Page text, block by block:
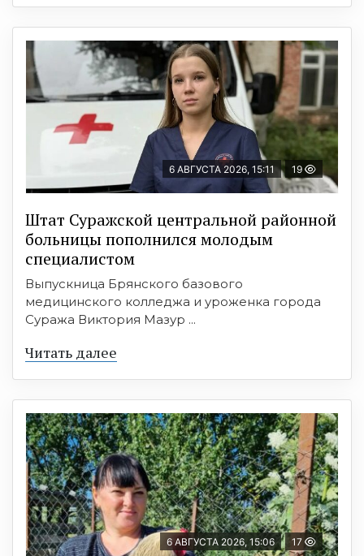
6 АВГУСТА 2026, 15:11 19
Штат Суражской центральной районной
больницы пополнился молодым
специалистом
Выпускница Брянского базового
медицинского колледжа и уроженка города
Суража Виктория Мазур ...
Читать далее
6 АВГУСТА 2026, 15:06 17